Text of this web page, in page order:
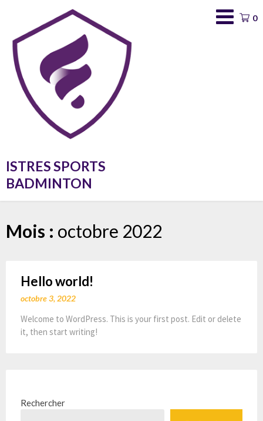
contenu
ISTRES SPORTS
BADMINTON
0
Mois : octobre 2022
Hello world!
octobre 3, 2022
Welcome to WordPress. This is your first post. Edit or delete
it, then start writing!
Rechercher